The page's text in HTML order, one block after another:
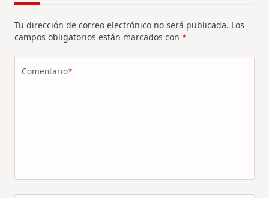
Tu dirección de correo electrónico no será publicada. Los
campos obligatorios están marcados con *
Comentario*